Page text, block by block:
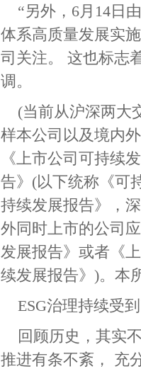
“另外，6月14日
体系高质量发展实
司关注。 这也标志
调。
(当前从沪深两大
样本公司以及境内
《上市公司可持续
告》(以下统称《可
持续发展报告》，
外同时上市的公司
发展报告》或者《
续发展报告》)。本
ESG治理持续受
回顾历史，其实
推进有条不紊， 充